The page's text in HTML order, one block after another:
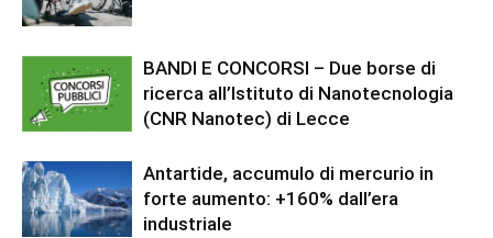
BANDI E CONCORSI – Due borse di
ricerca all’Istituto di Nanotecnologia
(CNR Nanotec) di Lecce
Antartide, accumulo di mercurio in
forte aumento: +160% dall’era
industriale